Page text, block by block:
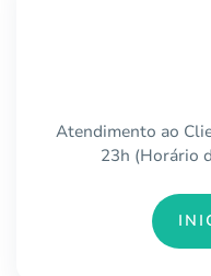
Atendimento ao
23h (Horário